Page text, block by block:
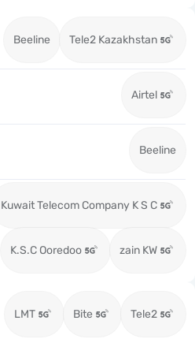
Beeline Tele2 Kazakhstan
Airtel
Beeline
Kuwait Telecom Company K S C
K.S.C Ooredoo zain KW
LMT Bite Tele2